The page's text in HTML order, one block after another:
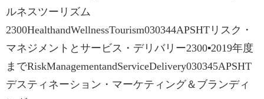
ルネスツーリズム
2300HealthandWellnessTourism030344APSHTリスク・
マネジメントとサービス・デリバリー2300▪2019年度
までRiskManagementandServiceDelivery030345APSHT
デスティネーション・マーケティング＆ブランディ